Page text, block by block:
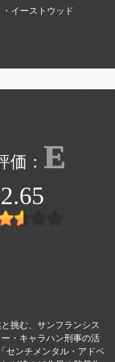
・イーストウッド
E
2.65
挑む、サンフランシス
・キャラハン刑事の活
センチメンタル・アドベ